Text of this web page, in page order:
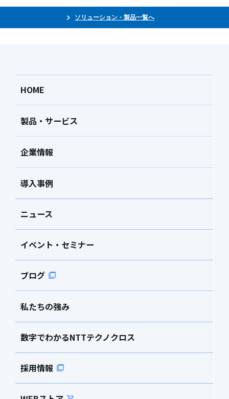
ソリューション・製品一覧へ
HOME
製品・サービス
企業情報
導入事例
ニュース
イベント・セミナー
ブログ
私たちの強み
数字でわかるNTTテクノクロス
採用情報